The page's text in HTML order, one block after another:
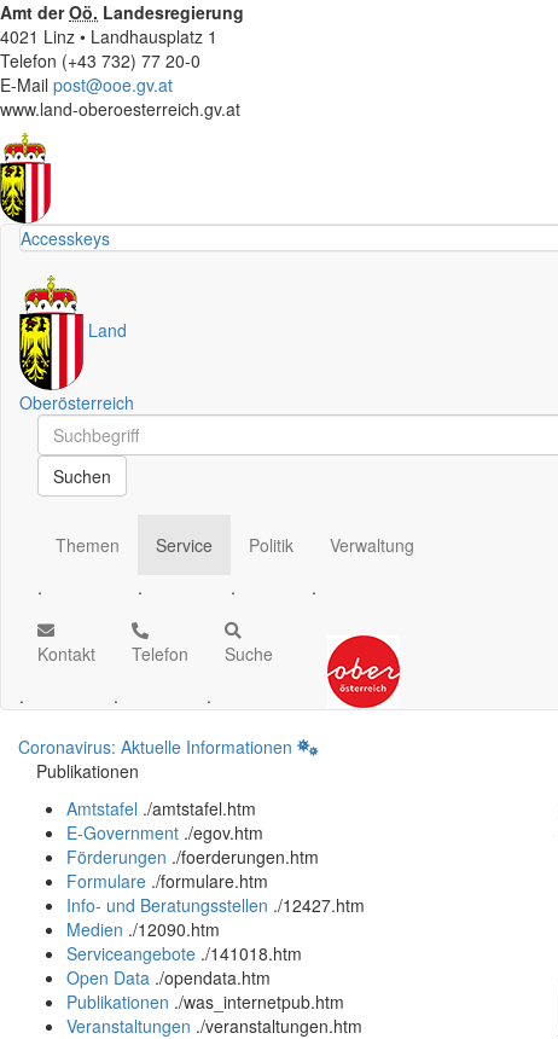
Amt derOö. Landesregierung
4021 Linz • Landhausplatz 1
Telefon (+43 732) 77 20-0
E-Mail post@ooe.gv.at
www.land-oberoesterreich.gv.at
Accesskeys
Land
Oberösterreich
Schnellsuche
Schnellsuche
Suchen
Themen
.
Service
.
Politik
.
Verwaltung
.
Kontakt
.
Telefon
.
Suche
.
Coronavirus: Aktuelle Informationen
Publikationen
Amtstafel ./amtstafel.htm
E-Government ./egov.htm
Förderungen ./foerderungen.htm
Formulare ./formulare.htm
Info- und Beratungsstellen ./12427.htm
Medien ./12090.htm
Serviceangebote ./141018.htm
Open Data ./opendata.htm
Publikationen ./was_internetpub.htm
Veranstaltungen ./veranstaltungen.htm